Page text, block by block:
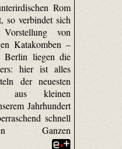
Rom
so verbindet sich
von
Katakomben –
Berlin liegen die
hier ist alles
der neuesten
aus kleinen
Jahrhundert
schnell
Ganzen